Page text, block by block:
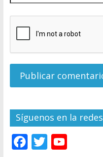
Síguenos en la redes
F T Y